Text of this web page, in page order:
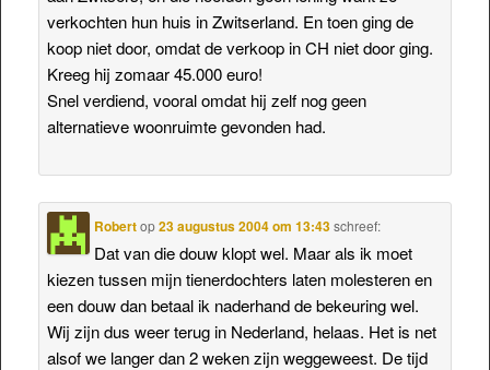
verkochten hun huis in Zwitserland. En toen ging de
koop niet door, omdat de verkoop in CH niet door ging.
Kreeg hij zomaar 45.000 euro!
Snel verdiend, vooral omdat hij zelf nog geen
alternatieve woonruimte gevonden had.
Robertop23 augustus 2004 om 13:43 schreef:
Dat van die douw klopt wel. Maar als ik moet
kiezen tussen mijn tienerdochters laten molesteren en
een douw dan betaal ik naderhand de bekeuring wel.
Wij zijn dus weer terug in Nederland, helaas. Het is net
alsof we langer dan 2 weken zijn weggeweest. De tijd